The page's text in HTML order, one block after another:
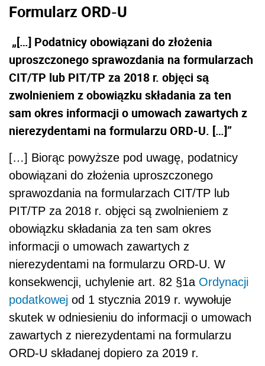
Formularz ORD-U
„[…] Podatnicy obowiązani do złożenia
uproszczonego sprawozdania na formularzach
CIT/TP lub PIT/TP za 2018 r. objęci są
zwolnieniem z obowiązku składania za ten
sam okres informacji o umowach zawartych z
nierezydentami na formularzu ORD-U. […]”
[…] Biorąc powyższe pod uwagę, podatnicy
obowiązani do złożenia uproszczonego
sprawozdania na formularzach CIT/TP lub
PIT/TP za 2018 r. objęci są zwolnieniem z
obowiązku składania za ten sam okres
informacji o umowach zawartych z
nierezydentami na formularzu ORD-U. W
konsekwencji, uchylenie art. 82 §1a Ordynacji
podatkowej od 1 stycznia 2019 r. wywołuje
skutek w odniesieniu do informacji o umowach
zawartych z nierezydentami na formularzu
ORD-U składanej dopiero za 2019 r.